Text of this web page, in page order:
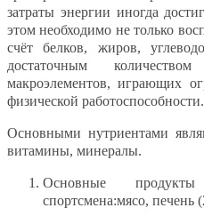
затраты энергии иногда
этом необходимо не только
счёт белков, жиров,
достаточным
макроэлементов, играющих
физической работоспособности.
Основными нутриентами
витамины, минералы.
Основные
спортсмена:мясо, печень